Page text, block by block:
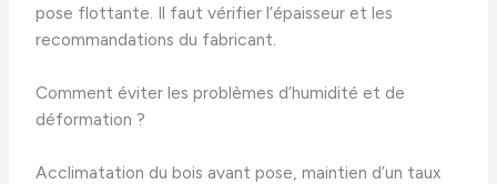
pose flottante. Il faut vérifier l’épaisseur et les
recommandations du fabricant.
Comment éviter les problèmes d’humidité et de
déformation ?
Acclimatation du bois avant pose, maintien d’un taux